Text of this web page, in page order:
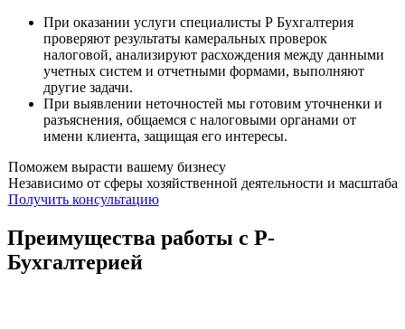
При оказании услуги специалисты Р Бухгалтерия
проверяют результаты камеральных проверок
налоговой, анализируют расхождения между данными
учетных систем и отчетными формами, выполняют
другие задачи.
При выявлении неточностей мы готовим уточненки и
разъяснения, общаемся с налоговыми органами от
имени клиента, защищая его интересы.
Поможем вырасти вашему бизнесу
Независимо от сферы хозяйственной деятельности и масштаба
Получить консультацию
Преимущества работы с Р-
Бухгалтерией